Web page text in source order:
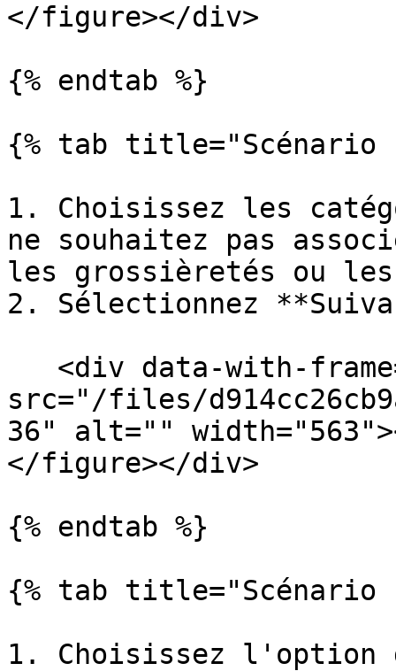
</figure></div>
{% endtab %}
{% tab title="Scénario
1. Choisissez les
ne souhaitez pas
les grossièretés ou les
2. Sélectionnez
src="/files/
36" alt=""
</figure></div>
{% endtab %}
{% tab title="Scénario
1. Choisissez